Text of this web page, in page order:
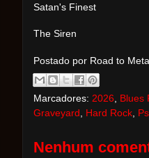
Satan's Finest
The Siren
Postado por Road to
Marcadores: 2026
Blues
Graveyard
Hard Rock
Nenhum